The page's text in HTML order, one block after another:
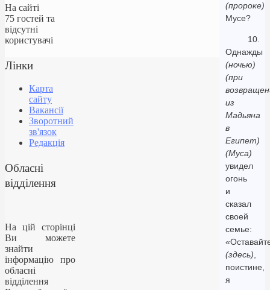
(пророке)
Мусе?
10.
Однажды
(ночью)
(при
из
Мадьяна
в
Египет)
(Муса)
увидел
огонь
и
сказал
своей
семье:
(здесь),
поистине,
я
На сайті
75 гостей та
відсутні
користувачі
Лінки
Карта
сайту
Вакансії
Зворотний
зв'язок
Редакція
Обласні
відділення
На цій сторінці
Ви можете
знайти
інформацію про
обласні
відділення